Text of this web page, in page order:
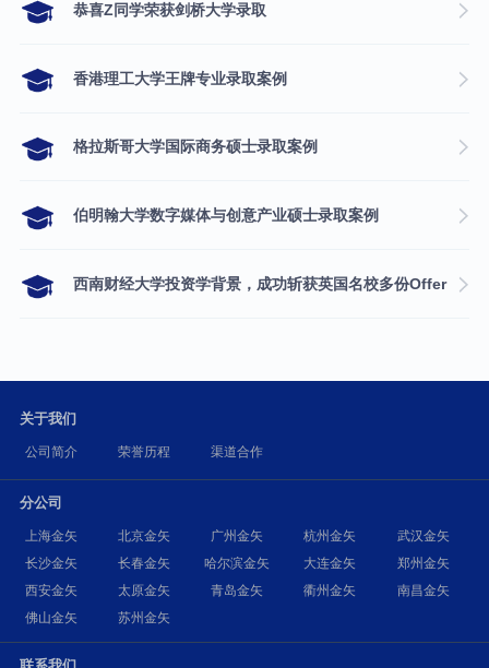
​恭喜Z同学荣获剑桥大学录取
香港理工大学王牌专业录取案例
格拉斯哥大学国际商务硕士录取案例
伯明翰大学数字媒体与创意产业硕士录取案例
西南财经大学投资学背景，成功斩获英国名校多份Offer
关于我们
公司简介 荣誉历程 渠道合作
分公司
上海金矢 北京金矢 广州金矢 杭州金矢
武汉金矢
长沙金矢
长春金矢 哈尔滨金矢 大连金矢
郑州金矢
西安金矢
太原金矢 青岛金矢 衢州金矢
南昌金矢
佛山金矢
苏州金矢